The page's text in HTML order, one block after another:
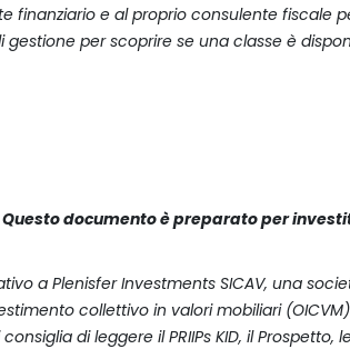
finanziario e al proprio consulente fiscale
per scoprire se una classe è
Questo documento è preparato per
a Plenisfer Investments SICAV, una
collettivo in valori mobiliari
di leggere il PRIIPs KID, il Prospetto,